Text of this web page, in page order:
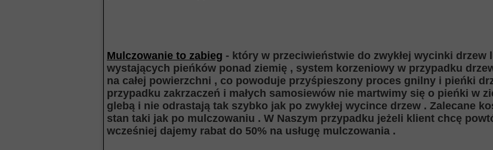
Mulczowanie to zabieg - który w przeciwieństwie do zwykłej wycinki drzew
wystających pieńków ponad ziemię , system korzeniowy w przypadku
na całej powierzchni , co powoduje przyśpieszony proces gnilny i pieńki
przypadku zakrzaczeń i małych samosiewów nie martwimy się o pieńki w
glebą i nie odrastają tak szybko jak po zwykłej wycince drzew . Zalecane
stan taki jak po mulczowaniu . W Naszym przypadku jeżeli klient chcę
wcześniej dajemy rabat do 50% na usługę mulczowania .